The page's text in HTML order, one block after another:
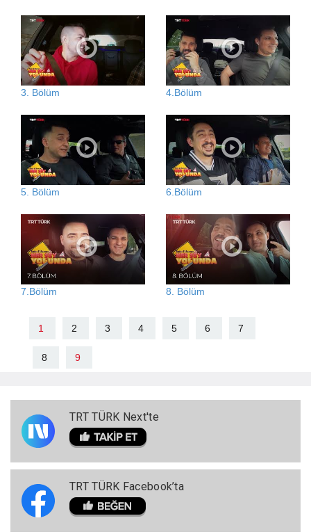
3. Bölüm 4.Bölüm
5. Bölüm 6.Bölüm
7.Bölüm 8. Bölüm
1 2 3 4 5 6 7
8 9
TRT TÜRK Next'te
TRT TÜRK Facebook’ta